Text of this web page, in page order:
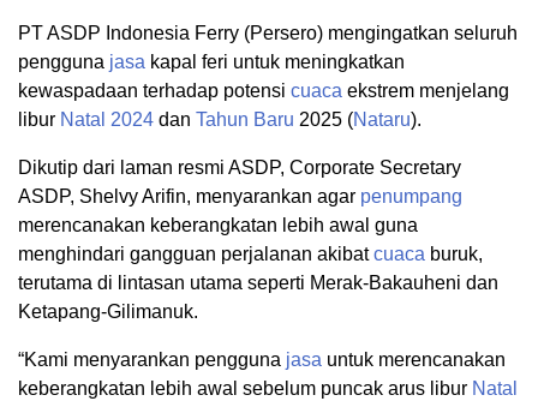
PT ASDP Indonesia Ferry (Persero) mengingatkan seluruh
pengguna jasa kapal feri untuk meningkatkan
kewaspadaan terhadap potensi cuaca ekstrem menjelang
libur Natal 2024 dan Tahun Baru 2025 (Nataru).
Dikutip dari laman resmi ASDP, Corporate Secretary
ASDP, Shelvy Arifin, menyarankan agar penumpang
merencanakan keberangkatan lebih awal guna
menghindari gangguan perjalanan akibatcuaca buruk,
terutama di lintasan utama seperti Merak-Bakauheni dan
Ketapang-Gilimanuk.
“Kami menyarankan pengguna jasa untuk merencanakan
keberangkatan lebih awal sebelum puncak arus libur Natal